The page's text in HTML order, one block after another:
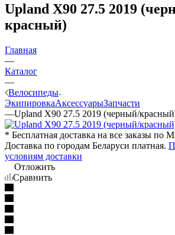
Upland X90 27.5 2019
красный)
Главная
—
Каталог
—
Велосипеды
ЭкипировкаАксессуарыЗапчасти
—Upland X90 27.5 2019 (черный/
* Бесплатная доставка на все заказы по
Доставка по городам Беларуси платная.
условиям доставки
Отложить
Сравнить